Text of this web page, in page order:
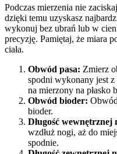
Podczas mierzenia nie
dzięki temu uzyskasz
wykonuj bez ubrań lub w
precyzję. Pamiętaj, że miara
ciała.
Obwód pasa: Zmierz
spodni wykonany jest
na mierzony na płasko
Obwód bioder:
bioder.
Długość wewnętrznej
wzdłuż nogi, aż do
spodnie.